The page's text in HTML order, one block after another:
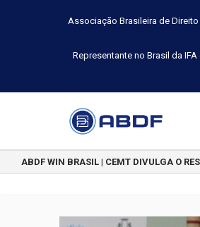
Associação Brasileira de
Representante no Brasil da IFA
ABDF WIN BRASIL | CEMT DIVULGA O